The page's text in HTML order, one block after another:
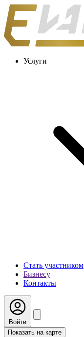
Услуги
Стать участником
Бизнесу
Контакты
Войти
Показать на карте